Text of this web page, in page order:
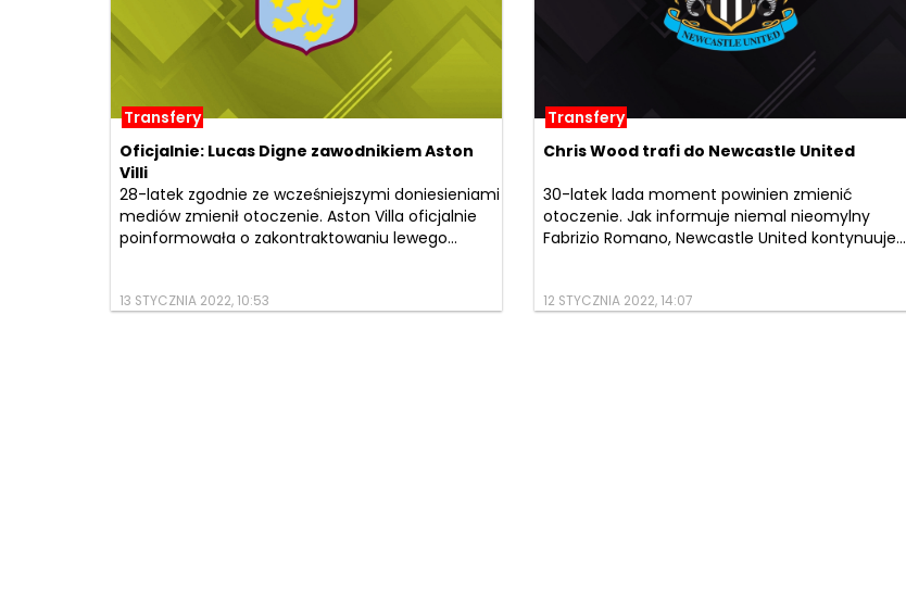
Transfery
Oficjalnie: Lucas Digne zawodnikiem Aston
Villi
28-latek zgodnie ze wcześniejszymi doniesieniami
mediów zmienił otoczenie. Aston Villa oficjalnie
poinformowała o zakontraktowaniu lewego...
13 STYCZNIA 2022, 10:53
Transfery
Chris Wood trafi do Newcastle United
30-latek lada moment powinien zmienić
otoczenie. Jak informuje niemal nieomylny
Fabrizio Romano, Newcastle United kontynuuje...
12 STYCZNIA 2022, 14:07